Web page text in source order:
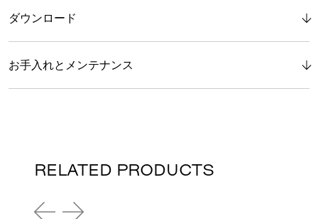
ダウンロード
お手入れとメンテナンス
RELATED PRODUCTS